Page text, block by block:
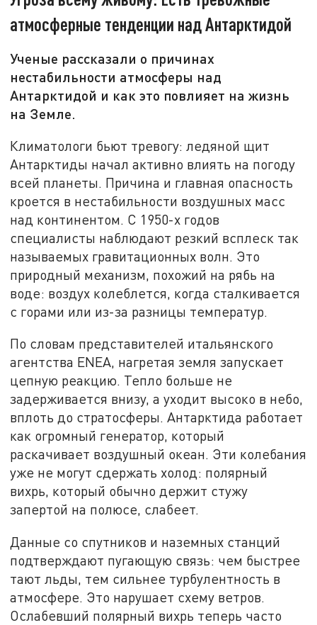
атмосферные тенденции над Антарктидой
Ученые рассказали о причинах
нестабильности атмосферы над
Антарктидой и как это повлияет на жизнь
на Земле.
Климатологи бьют тревогу: ледяной щит
Антарктиды начал активно влиять на погоду
всей планеты. Причина и главная опасность
кроется в нестабильности воздушных масс
над континентом. С 1950-х годов
специалисты наблюдают резкий всплеск так
называемых гравитационных волн. Это
природный механизм, похожий на рябь на
воде: воздух колеблется, когда сталкивается
с горами или из-за разницы температур.
По словам представителей итальянского
агентства ENEA, нагретая земля запускает
цепную реакцию. Тепло больше не
задерживается внизу, а уходит высоко в небо,
вплоть до стратосферы. Антарктида работает
как огромный генератор, который
раскачивает воздушный океан. Эти колебания
уже не могут сдержать холод: полярный
вихрь, который обычно держит стужу
запертой на полюсе, слабеет.
Данные со спутников и наземных станций
подтверждают пугающую связь: чем быстрее
тают льды, тем сильнее турбулентность в
атмосфере. Это нарушает схему ветров.
Ослабевший полярный вихрь теперь часто